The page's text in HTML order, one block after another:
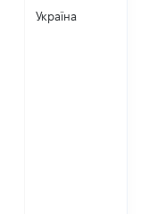
Україна